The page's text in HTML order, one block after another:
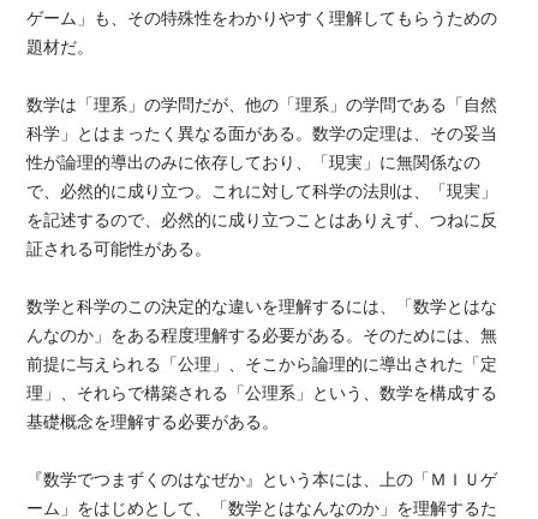
ゲーム」も、その特殊性をわかりやすく理解してもらうための
題材だ。
数学は「理系」の学問だが、他の「理系」の学問である「自然
科学」とはまったく異なる面がある。数学の定理は、その妥当
性が論理的導出のみに依存しており、「現実」に無関係なの
で、必然的に成り立つ。これに対して科学の法則は、「現実」
を記述するので、必然的に成り立つことはありえず、つねに反
証される可能性がある。
数学と科学のこの決定的な違いを理解するには、「数学とはな
んなのか」をある程度理解する必要がある。そのためには、無
前提に与えられる「公理」、そこから論理的に導出された「定
理」、それらで構築される「公理系」という、数学を構成する
基礎概念を理解する必要がある。
『数学でつまずくのはなぜか』という本には、上の「ＭＩＵゲ
ーム」をはじめとして、「数学とはなんなのか」を理解するた